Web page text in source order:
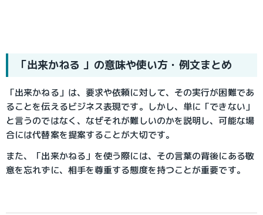
「出来かねる 」の意味や使い方・例文まとめ
「出来かねる」は、要求や依頼に対して、その実行が困難であ
ることを伝えるビジネス表現です。しかし、単に「できない」
と言うのではなく、なぜそれが難しいのかを説明し、可能な場
合には代替案を提案することが大切です。
また、「出来かねる」を使う際には、その言葉の背後にある敬
意を忘れずに、相手を尊重する態度を持つことが重要です。